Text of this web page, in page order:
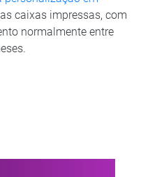
caixas impressas, com
normalmente entre